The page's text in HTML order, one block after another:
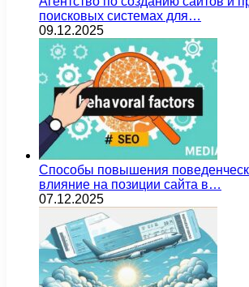
поисковых системах для…
09.12.2025
Способы повышения
влияние на позиции сайта в…
07.12.2025